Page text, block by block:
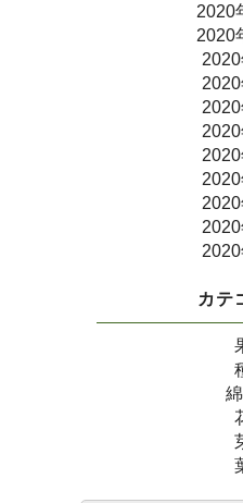
2020
2020
2020
2020
2020
2020
2020
2020
2020
2020
2020
カテ